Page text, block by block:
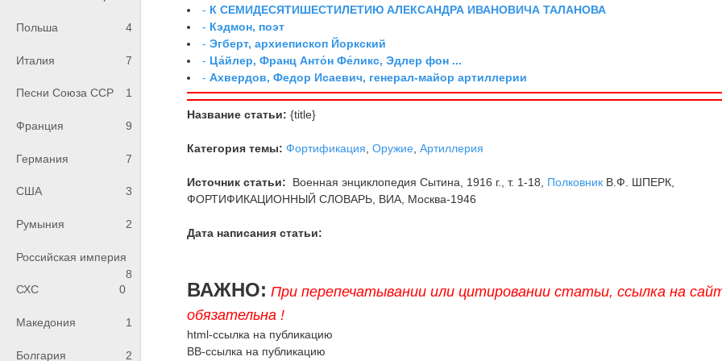
Польша 4
Италия 7
Песни Союза ССР 1
Франция 9
Германия 7
США 3
Румыния 2
Российская империя
8
СХС
0
Македония 1
Болгария 2
- К СЕМИДЕСЯТИШЕСТИЛЕТИЮ АЛЕКСАНДРА ИВАНОВИЧА ТАЛАНОВА
- Кэдмон, поэт
-Эгберт, архиепископ Йоркский
- Ца́йлер, Франц Анто́н Фе́ликс, Эдлер фон ...
-Ахвердов, Федор Исаевич, генерал-майор артиллерии
Название статьи: {title}
Категория темы: Фортификация ,Оружие ,Артиллерия
Источник статьи: Военная энциклопедия Сытина, 1916 г., т. 1-18, Полковник В.Ф. ШПЕРК,
ФОРТИФИКАЦИОННЫЙ СЛОВАРЬ, ВИА, Москва-1946
Дата написания статьи:
ВАЖНО: При перепечатывании или цитировании статьи, ссылка на
обязательна !
html-ссылка на публикацию
BB-ссылка на публикацию